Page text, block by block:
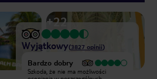
Next slide
+22
Wyjątkowy(3827 opinii)
Bardzo dobry
Szkoda, że nie ma możliwości